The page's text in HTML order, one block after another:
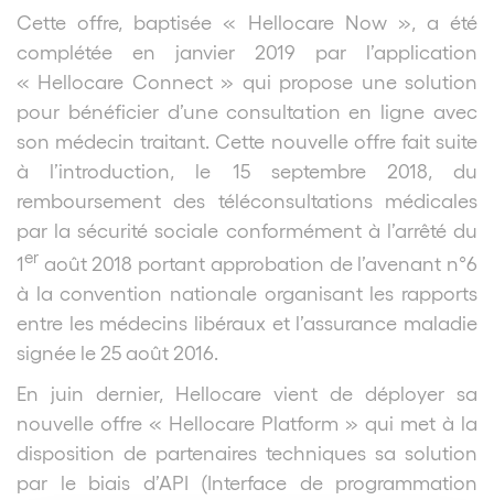
Cette offre, baptisée « Hellocare Now », a été
complétée en janvier 2019 par l’application
« Hellocare Connect » qui propose une solution
pour bénéficier d’une consultation en ligne avec
son médecin traitant. Cette nouvelle offre fait suite
à l’introduction, le 15 septembre 2018, du
remboursement des téléconsultations médicales
par la sécurité sociale conformément à l’arrêté du
1er août 2018 portant approbation de l’avenant n°6
à la convention nationale organisant les rapports
entre les médecins libéraux et l’assurance maladie
signée le 25 août 2016.
En juin dernier, Hellocare vient de déployer sa
nouvelle offre « Hellocare Platform » qui met à la
disposition de partenaires techniques sa solution
par le biais d’API (Interface de programmation